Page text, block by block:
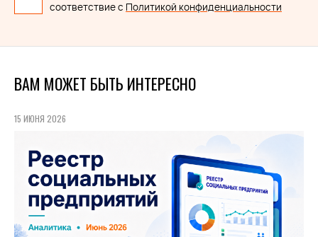
соответствие с Политикой конфиденциальности
ВАМ МОЖЕТ БЫТЬ ИНТЕРЕСНО
15 ИЮНЯ 2026